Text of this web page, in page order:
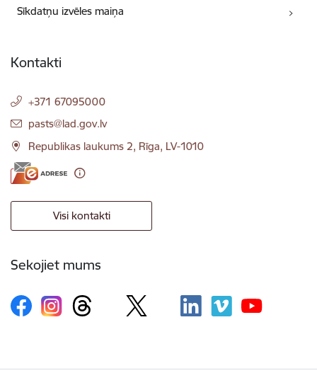
Sīkdatņu izvēles maiņa
Kontakti
+371 67095000
E-pasts:
pasts@lad.gov.lv
Republikas laukums 2, Rīga, LV-1010
Visi kontakti
Sekojiet mums